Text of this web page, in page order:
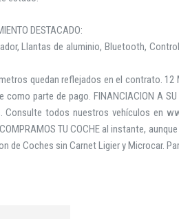
DESTACADO:
Llantas de aluminio, Bluetooth,
quedan reflejados en el contrato. 12
como parte de pago. FINANCIACION A
Consulte todos nuestros vehículos en
TU COCHE al instante,
de Coches sin Carnet Ligier y Microcar.